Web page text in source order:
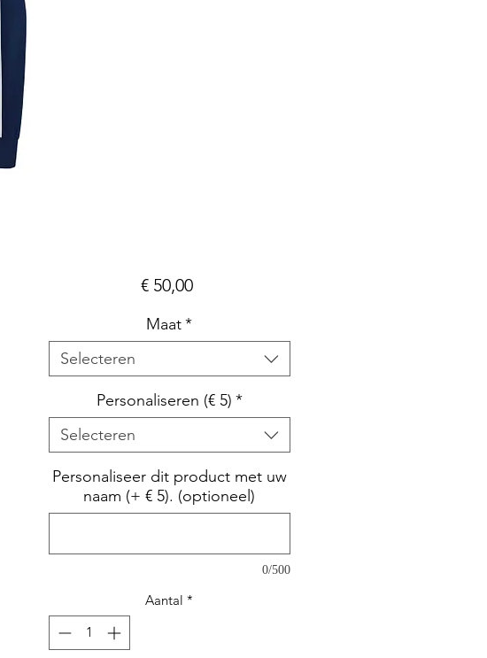
€ 50,00Prijs
Maat*
Selecteren
Personaliseren (€ 5) *
Selecteren
Personaliseer dit product met uw
naam (+ € 5). (optioneel)
0/500
Aantal *